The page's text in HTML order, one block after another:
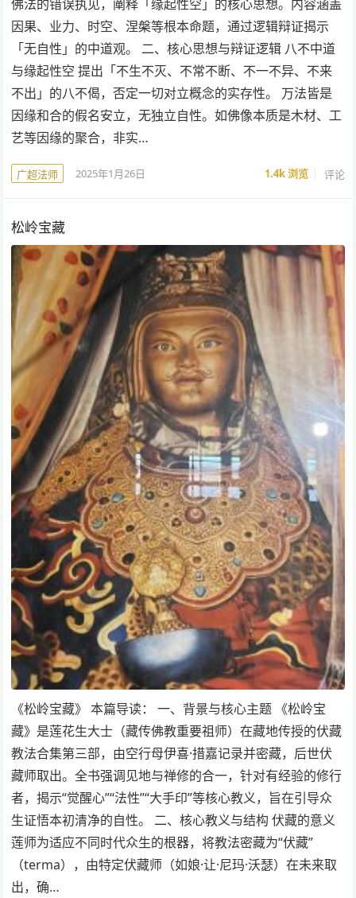
佛法的错误执见，阐释「缘起性空」的核心思想。内容涵盖
因果、业力、时空、涅槃等根本命题，通过逻辑辩证揭示
「无自性」的中道观。 二、核心思想与辩证逻辑 八不中道
与缘起性空 提出「不生不灭、不常不断、不一不异、不来
不出」的八不偈，否定一切对立概念的实存性。 万法皆是
因缘和合的假名安立，无独立自性。如佛像本质是木材、工
艺等因缘的聚合，非实…
广超法师 2025年1月26日 1.4k浏览 评论
松岭宝藏
《松岭宝藏》 本篇导读： 一、背景与核心主题 《松岭宝
藏》是莲花生大士（藏传佛教重要祖师）在藏地传授的伏藏
教法合集第三部，由空行母伊喜·措嘉记录并密藏，后世伏
藏师取出。全书强调见地与禅修的合一，针对有经验的修行
者，揭示“觉醒心”“法性”“大手印”等核心教义，旨在引导众
生证悟本初清净的自性。 二、核心教义与结构 伏藏的意义
莲师为适应不同时代众生的根器，将教法密藏为“伏藏”
（terma），由特定伏藏师（如娘·让·尼玛·沃瑟）在未来取
出，确…